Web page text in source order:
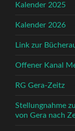
Kalender 2025
Kalender 2026
Link zur
Offener Kanal
RG Gera-Zeitz
Stellungnahme
von Gera nach